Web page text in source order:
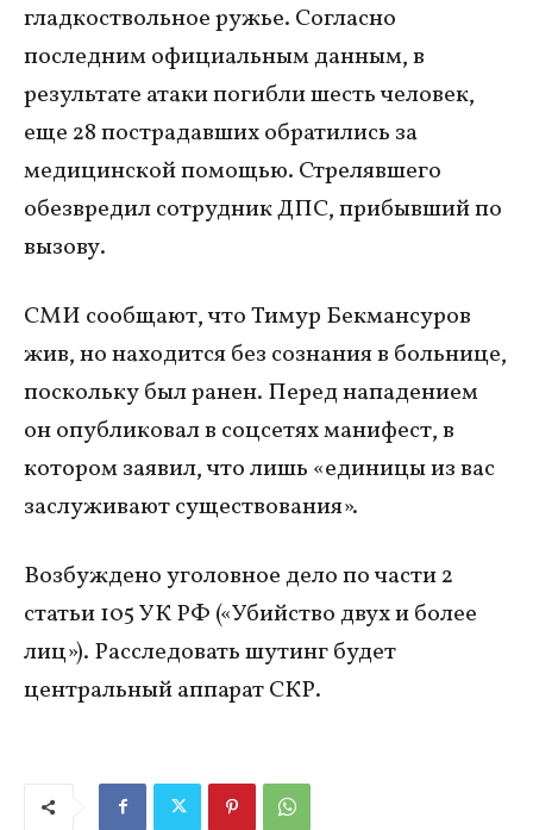
гладкоствольное ружье. Согласно
последним официальным данным, в
результате атаки погибли шесть человек,
еще 28 пострадавших обратились за
медицинской помощью. Стрелявшего
обезвредил сотрудник ДПС, прибывший по
вызову.
СМИ сообщают, что Тимур Бекмансуров
жив, но находится без сознания в больнице,
поскольку был ранен. Перед нападением
он опубликовал в соцсетях манифест, в
котором заявил, что лишь «единицы из вас
заслуживают существования».
Возбуждено уголовное дело по части 2
статьи 105 УК РФ («Убийство двух и более
лиц»). Расследовать шутинг будет
центральный аппарат СКР.